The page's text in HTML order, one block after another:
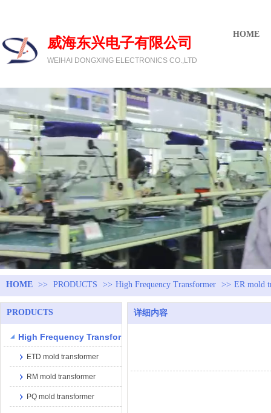
威海东兴电子有限公司
WEIHAI DONGXING ELECTRONICS CO.,LTD
HOME
HOME >> PRODUCTS >> High Frequency Transformer >> ER mold
PRODUCTS
High Frequency Transformer
ETD mold transformer
RM mold transformer
PQ mold transformer
详细内容